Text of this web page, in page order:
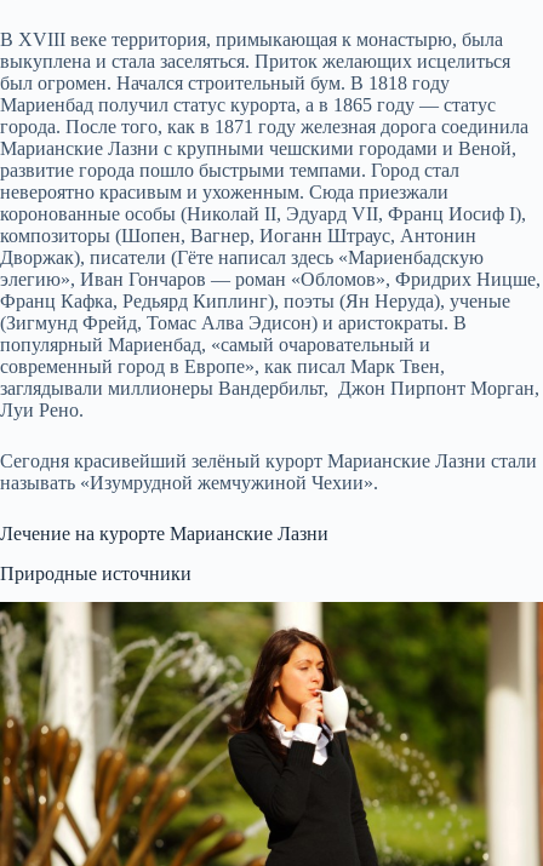
В XVIII веке территория, примыкающая к монастырю, была
выкуплена и стала заселяться. Приток желающих исцелиться
был огромен. Начался строительный бум. В 1818 году
Мариенбад получил статус курорта, а в 1865 году — статус
города. После того, как в 1871 году железная дорога соединила
Марианские Лазни с крупными чешскими городами и Веной,
развитие города пошло быстрыми темпами. Город стал
невероятно красивым и ухоженным. Сюда приезжали
коронованные особы (Николай II, Эдуард VII, Франц Иосиф I),
композиторы (Шопен, Вагнер, Иоганн Штраус, Антонин
Дворжак), писатели (Гёте написал здесь «Мариенбадскую
элегию», Иван Гончаров — роман «Обломов», Фридрих Ницше,
Франц Кафка, Редьярд Киплинг), поэты (Ян Неруда), ученые
(Зигмунд Фрейд, Томас Алва Эдисон) и аристократы. В
популярный Мариенбад, «самый очаровательный и
современный город в Европе», как писал Марк Твен,
заглядывали миллионеры Вандербильт, Джон Пирпонт Морган,
Луи Рено.
Сегодня красивейший зелёный курорт Марианские Лазни стали
называть «Изумрудной жемчужиной Чехии».
Лечение на курорте Марианские Лазни
Природные источники